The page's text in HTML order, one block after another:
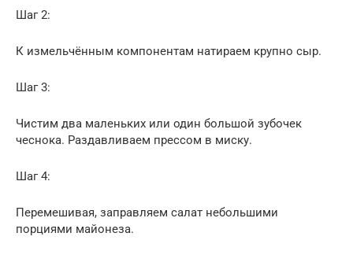
Шаг 2:
К измельчённым компонентам натираем крупно сыр.
Шаг 3:
Чистим два маленьких или один большой зубочек
чеснока. Раздавливаем прессом в миску.
Шаг 4:
Перемешивая, заправляем салат небольшими
порциями майонеза.